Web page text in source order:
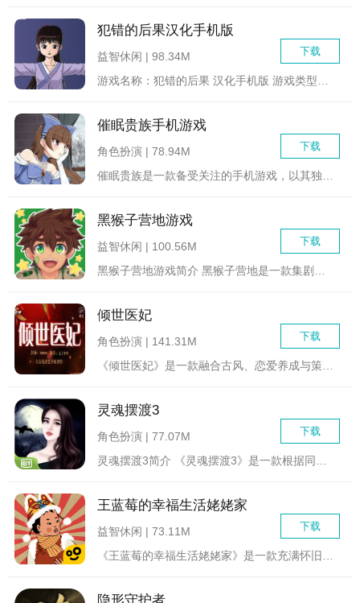
犯错的后果汉化手机版
下载
益智休闲 | 98.34M
催眠贵族手机游戏
下载
角色扮演 | 78.94M
黑猴子营地游戏
下载
益智休闲 | 100.56M
倾世医妃
下载
角色扮演 | 141.31M
灵魂摆渡3
下载
角色扮演 | 77.07M
王蓝莓的幸福生活姥姥家
下载
益智休闲 | 73.11M